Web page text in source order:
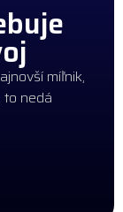
míľnik,
to nedá